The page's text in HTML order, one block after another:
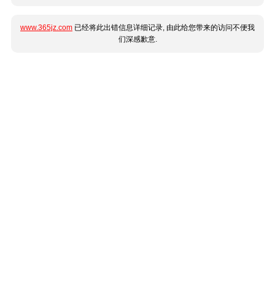
www.365jz.com 已经将此出错信息详细记录, 由此给您带来的访问不便我
们深感歉意.